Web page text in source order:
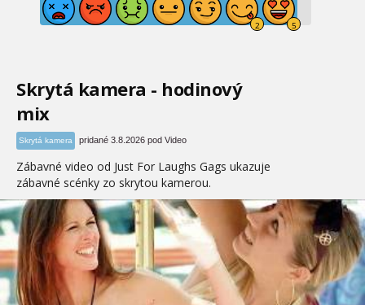
Skrytá kamera - hodinový
mix
Skrytá kamera pridané 3.8.2026 pod Video
Zábavné video od Just For Laughs Gags ukazuje
zábavné scénky zo skrytou kamerou.